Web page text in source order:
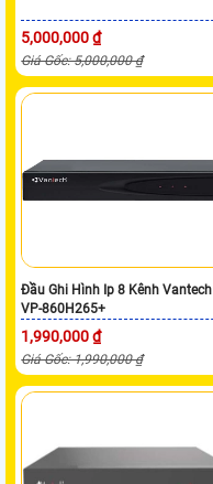
5,000,000 ₫
Giá Gốc: 5,000,000 ₫
Đầu Ghi Hình Ip 8 Kênh Vantech
VP-860H265+
1,990,000 ₫
Giá Gốc: 1,990,000 ₫